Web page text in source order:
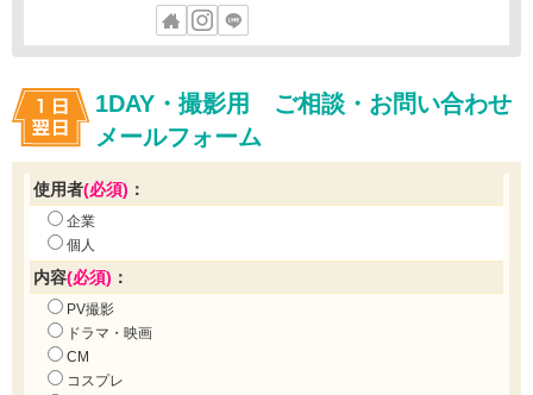
1DAY・撮影用 ご相談・お問い合わせ
メールフォーム
使用者(必須) ：
企業
個人
内容(必須) ：
PV撮影
ドラマ・映画
CM
コスプレ